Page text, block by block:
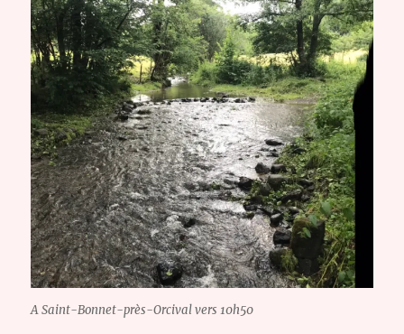
A Saint-Bonnet-près-Orcival vers 10h50